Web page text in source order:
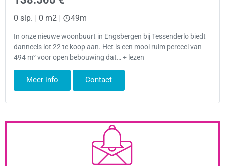
0 slp. | 0 m2 | 49m
In onze nieuwe woonbuurt in Engsbergen bij Tessenderlo biedt
danneels lot 22 te koop aan. Het is een mooi ruim perceel van
494 m² voor open bebouwing dat… + lezen
Meer info Contact